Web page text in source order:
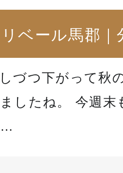
リベール馬郡｜
づつ下がって秋
したね。 今週末
…